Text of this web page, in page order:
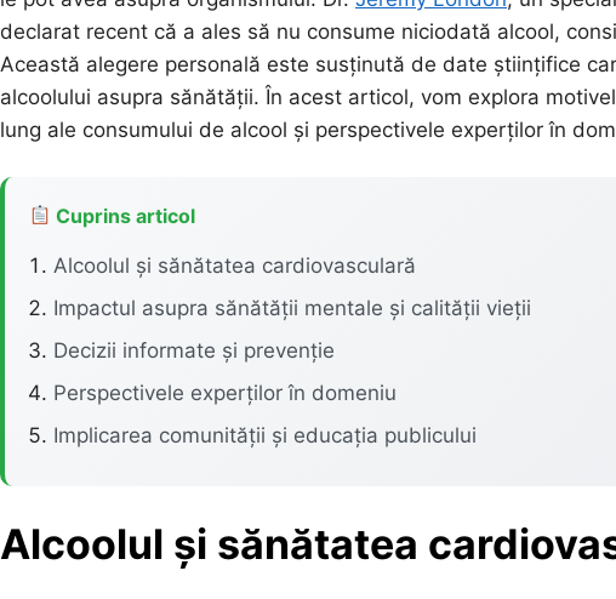
declarat recent că a ales să nu consume niciodată alcool,
Această alegere personală este susținută de date științifice
alcoolului asupra sănătății. În acest articol, vom explora
lung ale consumului de alcool și perspectivele experților în
Cuprins articol
Alcoolul și sănătatea cardiovasculară
Impactul asupra sănătății mentale și calității vieții
Decizii informate și prevenție
Perspectivele experților în domeniu
Implicarea comunității și educația publicului
Alcoolul și sănătatea